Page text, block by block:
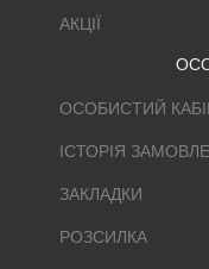
АКЦІЇ
ОСОБИСТИЙ
ІСТОРІЯ
ЗАКЛАДКИ
РОЗСИЛКА